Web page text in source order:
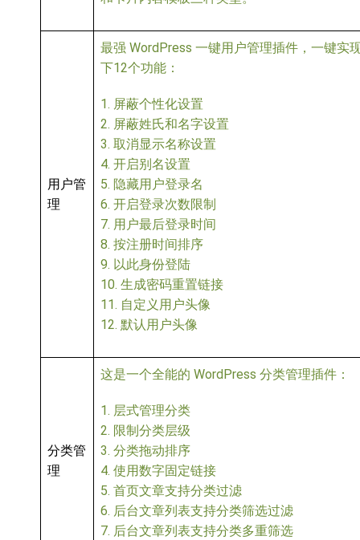
用户管
理
最强 WordPress 一键用户管理插件，一键实
下12个功能：
1. 屏蔽个性化设置
2. 屏蔽姓氏和名字设置
3. 取消显示名称设置
4. 开启别名设置
5. 隐藏用户登录名
6. 开启登录次数限制
7. 用户最后登录时间
8. 按注册时间排序
9. 以此身份登陆
10. 生成密码重置链接
11. 自定义用户头像
12. 默认用户头像
分类管
理
这是一个全能的 WordPress 分类管理插件：
1. 层式管理分类
2. 限制分类层级
3. 分类拖动排序
4. 使用数字固定链接
5. 首页文章支持分类过滤
6. 后台文章列表支持分类筛选过滤
7. 后台文章列表支持分类多重筛选